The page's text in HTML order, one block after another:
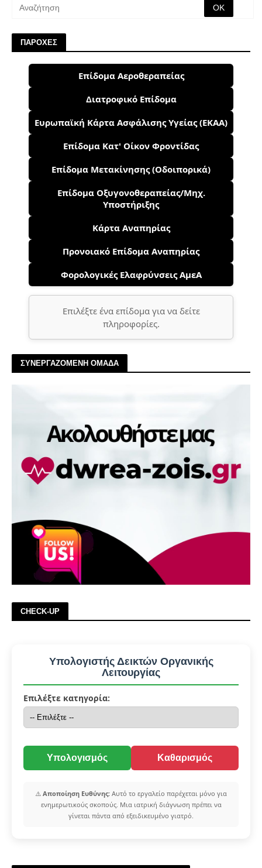
ΠΑΡΟΧΕΣ
Επίδομα Αεροθεραπείας
Διατροφικό Επίδομα
Ευρωπαϊκή Κάρτα Ασφάλισης Υγείας (ΕΚΑΑ)
Επίδομα Κατ' Οίκον Φροντίδας
Επίδομα Μετακίνησης (Οδοιπορικά)
Επίδομα Οξυγονοθεραπείας/Μηχ.
Υποστήριξης
Κάρτα Αναπηρίας
Προνοιακό Επίδομα Αναπηρίας
Φορολογικές Ελαφρύνσεις ΑμεΑ
Επιλέξτε ένα επίδομα για να δείτε
πληροφορίες.
ΣΥΝΕΡΓΑΖΟΜΕΝΗ ΟΜΑΔΑ
CHECK-UP
Υπολογιστής Δεικτών Οργανικής
Λειτουργίας
Επιλέξτε κατηγορία:
Υπολογισμός Καθαρισμός
⚠️ Αποποίηση Ευθύνης: Αυτό το εργαλείο παρέχεται μόνο για
ενημερωτικούς σκοπούς. Μια ιατρική διάγνωση πρέπει να
γίνεται πάντα από εξειδικευμένο γιατρό.